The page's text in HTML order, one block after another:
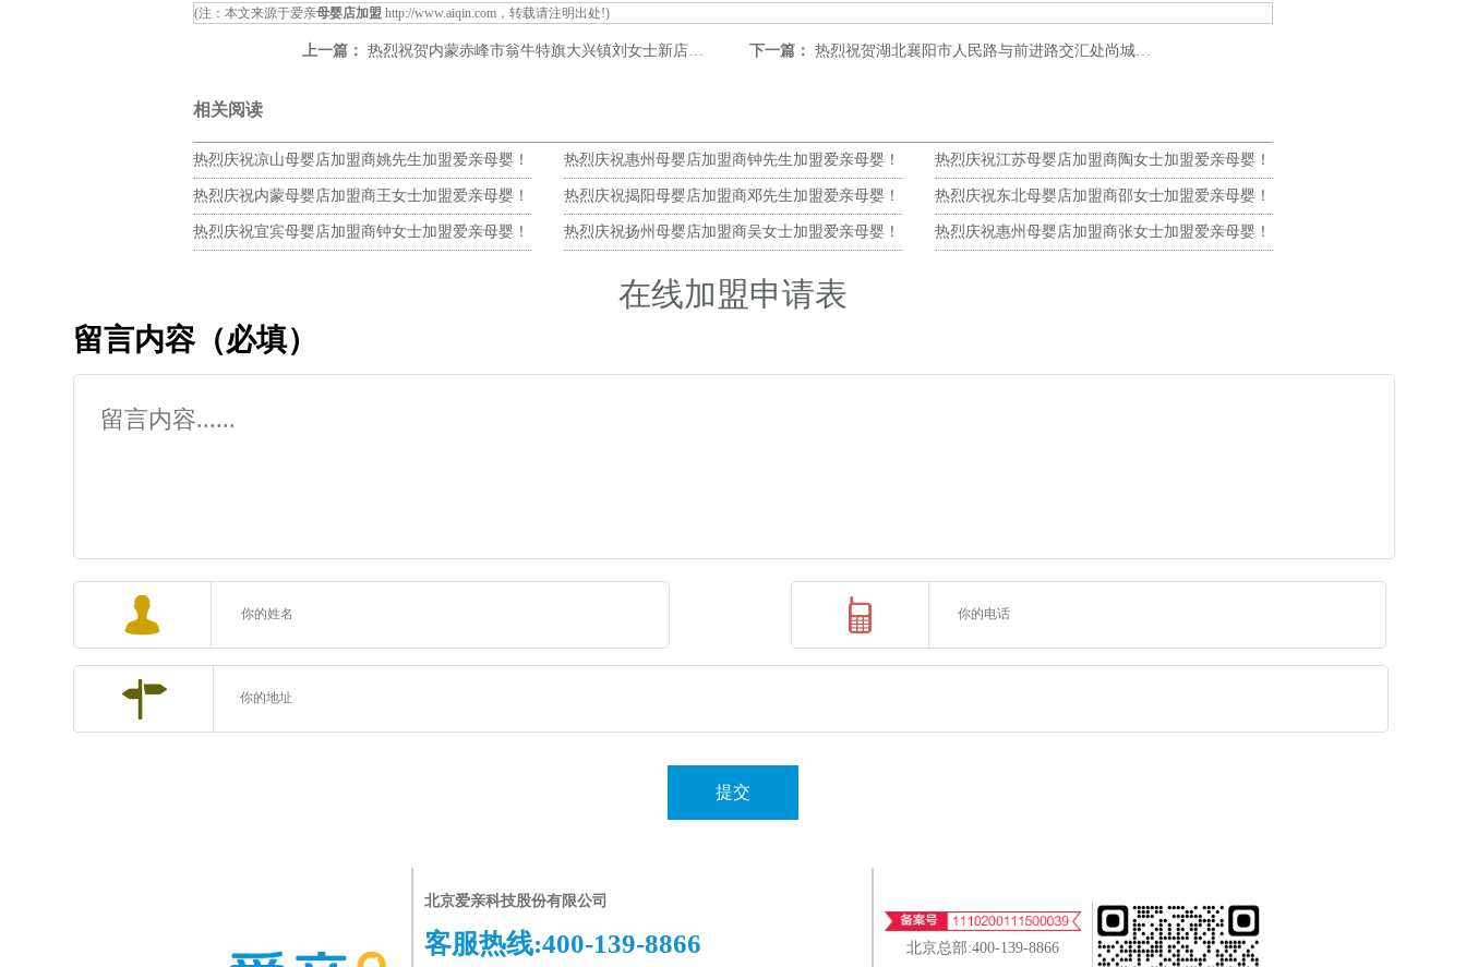
(注：本文来源于爱亲母婴店加盟 http://www.aiqin.com ，转载请注明出处!)
上一篇： 热烈祝贺内蒙赤峰市翁牛特旗大兴镇刘女士新店盛大开业！预祝生意兴隆！ 下一篇： 热烈祝贺湖北襄阳市人民路与前进路交汇处尚城名门赵先生新店盛大开业！预祝生意兴隆！
相关阅读
热烈庆祝凉山母婴店加盟商姚先生加盟爱亲母婴！
预祝生意兴隆！
热烈庆祝惠州母婴店加盟商钟先生加盟爱亲母婴！
预祝生意兴隆！
热烈庆祝江苏母婴店加盟商陶女士加盟爱亲母婴！
预祝生意兴隆！
热烈庆祝内蒙母婴店加盟商王女士加盟爱亲母婴！
预祝生意兴隆！
热烈庆祝揭阳母婴店加盟商邓先生加盟爱亲母婴！
预祝生意兴隆！
热烈庆祝东北母婴店加盟商邵女士加盟爱亲母婴！
预祝生意兴隆！
热烈庆祝宜宾母婴店加盟商钟女士加盟爱亲母婴！ 热烈庆祝扬州母婴店加盟商吴女士加盟爱亲母婴！ 热烈庆祝惠州母婴店加盟商张女士加盟爱亲母婴！
在线加盟申请表
留言内容（必填）
提交
北京爱亲科技股份有限公司
客服热线:400-139-8866 北京总部:400-139-8866